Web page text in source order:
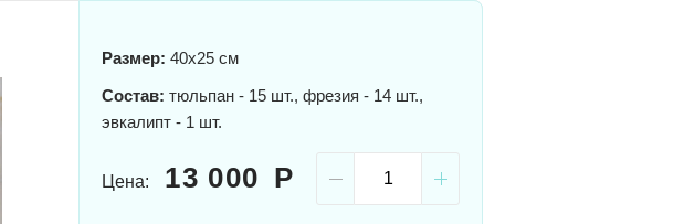
Размер: 40x25 см
Состав: тюльпан - 15 шт., фрезия - 14 шт.,
эвкалипт - 1 шт.
Цена: 13 000